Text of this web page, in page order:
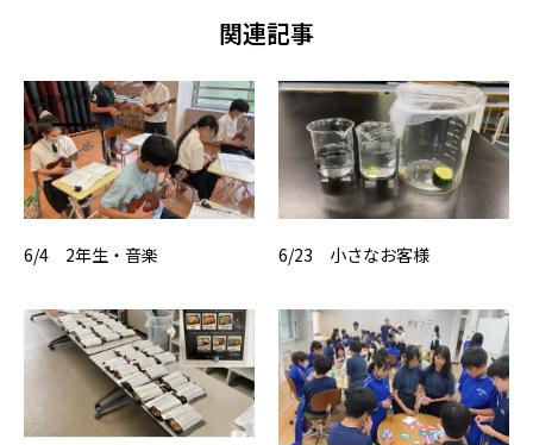
関連記事
6/4 2年生・音楽 6/23 小さなお客様